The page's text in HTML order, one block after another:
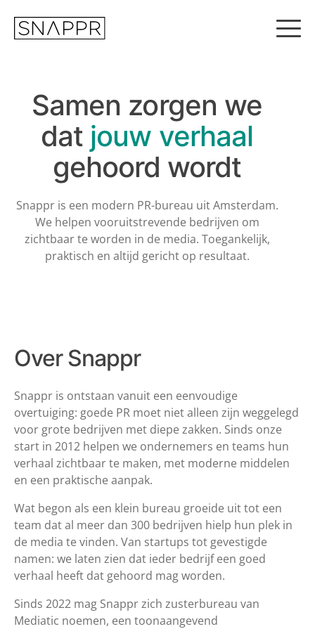
Samen zorgen we
dat jouw verhaal
gehoord wordt
Snappr is een modern PR-bureau uit Amsterdam.
We helpen vooruitstrevende bedrijven om
zichtbaar te worden in de media. Toegankelijk,
praktisch en altijd gericht op resultaat.
Over Snappr
Snappr is ontstaan vanuit een eenvoudige
overtuiging: goede PR moet niet alleen zijn weggelegd
voor grote bedrijven met diepe zakken. Sinds onze
start in 2012 helpen we ondernemers en teams hun
verhaal zichtbaar te maken, met moderne middelen
en een praktische aanpak.
Wat begon als een klein bureau groeide uit tot een
team dat al meer dan 300 bedrijven hielp hun plek in
de media te vinden. Van startups tot gevestigde
namen: we laten zien dat ieder bedrijf een goed
verhaal heeft dat gehoord mag worden.
Sinds 2022 mag Snappr zich zusterbureau van
Mediatic noemen, een toonaangevend